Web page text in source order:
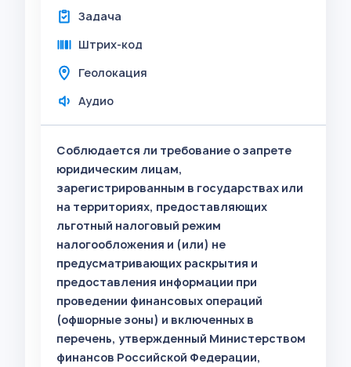
Задача
Штрих-код
Геолокация
Аудио
Соблюдается ли требование о запрете
юридическим лицам,
зарегистрированным в государствах или
на территориях, предоставляющих
льготный налоговый режим
налогообложения и (или) не
предусматривающих раскрытия и
предоставления информации при
проведении финансовых операций
(офшорные зоны) и включенных в
перечень, утвержденный Министерством
финансов Российской Федерации,